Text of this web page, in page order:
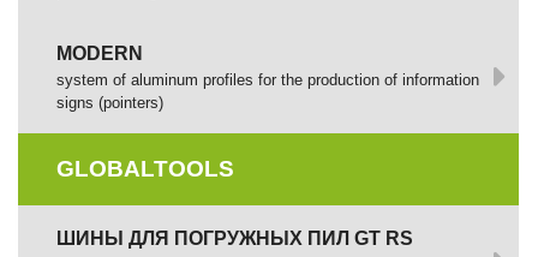
MODERN
system of aluminum profiles for the production of information
signs (pointers)
GLOBALTOOLS
ШИНЫ ДЛЯ ПОГРУЖНЫХ ПИЛ GT RS